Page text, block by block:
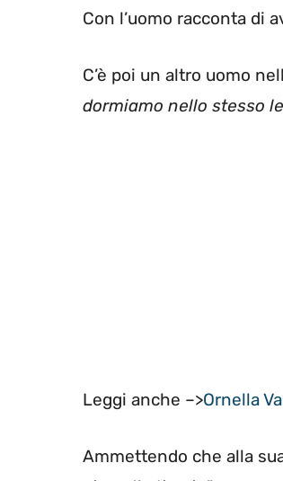
Con l’uomo racconta di
C’è poi un altro uomo
dormiamo nello stesso
Leggi anche –>Ornella
Ammettendo che alla